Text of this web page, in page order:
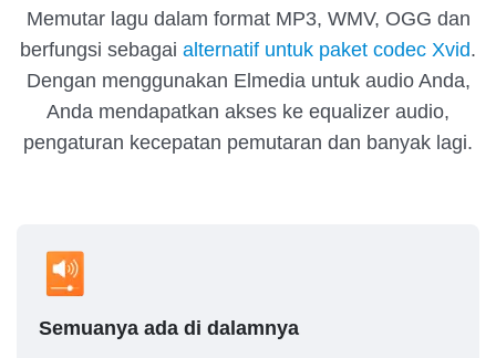
Memutar lagu dalam format MP3, WMV, OGG dan
berfungsi sebagai alternatif untuk paket codec Xvid.
Dengan menggunakan Elmedia untuk audio Anda,
Anda mendapatkan akses ke equalizer audio,
pengaturan kecepatan pemutaran dan banyak lagi.
Semuanya ada di dalamnya